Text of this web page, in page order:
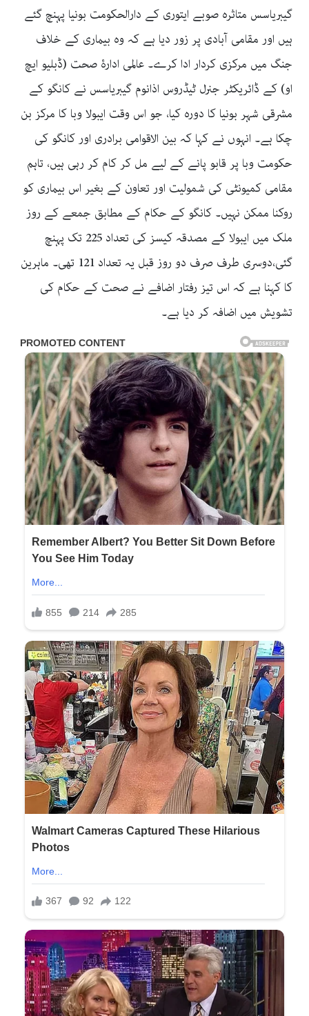
گیبریاسس متاثرہ صوبے ایتوری کے دارالحکومت بونیا پہنچ گئے
ہیں اور مقامی آبادی پر زور دیا ہے کہ وہ بیماری کے خلاف
جنگ میں مرکزی کردار ادا کرے۔ عالمی ادارۂ صحت (ڈبلیو ایچ
او) کے ڈائریکٹر جنرل ٹیڈروس اذانوم گیبریاسس نے کانگو کے
مشرقی شہر بونیا کا دورہ کیا، جو اس وقت ایبولا وبا کا مرکز بن
چکا ہے۔ انہوں نے کہا کہ بین الاقوامی برادری اور کانگو کی
حکومت وبا پر قابو پانے کے لیے مل کر کام کر رہی ہیں، تاہم
مقامی کمیونٹی کی شمولیت اور تعاون کے بغیر اس بیماری کو
روکنا ممکن نہیں۔ کانگو کے حکام کے مطابق جمعے کے روز
ملک میں ایبولا کے مصدقہ کیسز کی تعداد 225 تک پہنچ
گئی،دوسری طرف صرف دو روز قبل یہ تعداد 121 تھی۔ ماہرین
کا کہنا ہے کہ اس تیز رفتار اضافے نے صحت کے حکام کی
تشویش میں اضافہ کر دیا ہے۔